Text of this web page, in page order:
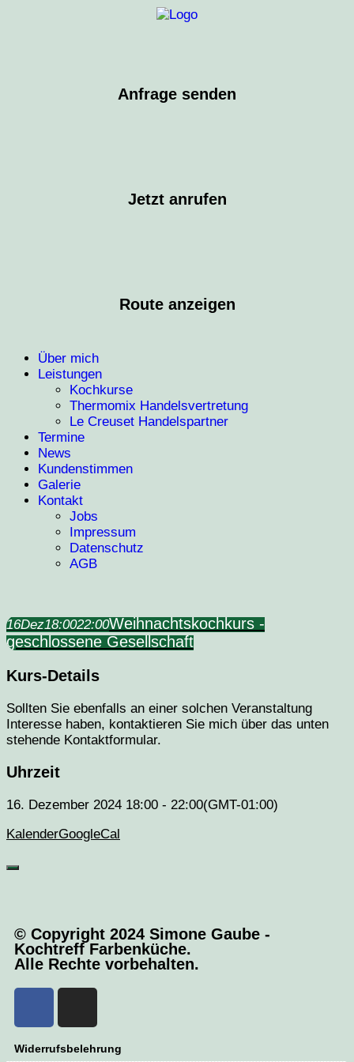
Anfrage senden
Jetzt anrufen
Route anzeigen
Über mich
Leistungen
Kochkurse
Thermomix Handelsvertretung
Le Creuset Handelspartner
Termine
News
Kundenstimmen
Galerie
Kontakt
Jobs
Impressum
Datenschutz
AGB
16Dez18:0022:00Weihnachtskochkurs -
geschlossene Gesellschaft
Kurs-Details
Sollten Sie ebenfalls an einer solchen Veranstaltung
Interesse haben, kontaktieren Sie mich über das unten
stehende Kontaktformular.
Uhrzeit
16. Dezember 2024 18:00 - 22:00(GMT-01:00)
KalenderGoogleCal
© Copyright 2024 Simone Gaube -
Kochtreff Farbenküche.
Alle Rechte vorbehalten.
Widerrufsbelehrung